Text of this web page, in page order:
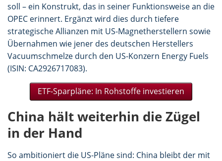
soll – ein Konstrukt, das in seiner Funktionsweise an die
OPEC erinnert. Ergänzt wird dies durch tiefere
strategische Allianzen mit US-Magnetherstellern sowie
Übernahmen wie jener des deutschen Herstellers
Vacuumschmelze durch den US-Konzern Energy Fuels
(ISIN: CA2926717083).
ETF-Sparpläne: In Rohstoffe investieren
China hält weiterhin die Zügel
in der Hand
So ambitioniert die US-Pläne sind: China bleibt der mit